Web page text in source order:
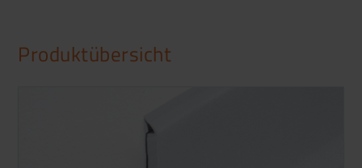
Produktübersicht